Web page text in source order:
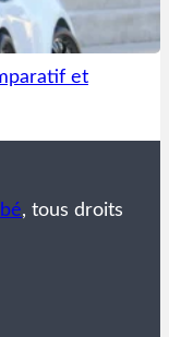
et
, tous droits